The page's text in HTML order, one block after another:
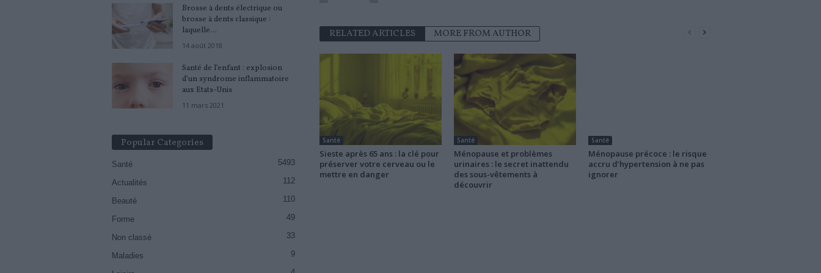
RELATED ARTICLES MORE FROM AUTHOR
Santé
Sieste après 65 ans : la clé pour
préserver votre cerveau ou le
mettre en danger
Santé
Ménopause et problèmes
urinaires : le secret inattendu
des sous-vêtements à
découvrir
Santé
Ménopause précoce : le risque
accru d’hypertension à ne pas
ignorer
Brosse à dents électrique ou
brosse à dents classique :
laquelle...
14 août 2018
Santé de l’enfant : explosion
d’un syndrome inflammatoire
aux Etats-Unis
11 mars 2021
Popular Categories
Santé 5493
Actualités 112
Beauté 110
Forme 49
Non classé 33
Maladies 9